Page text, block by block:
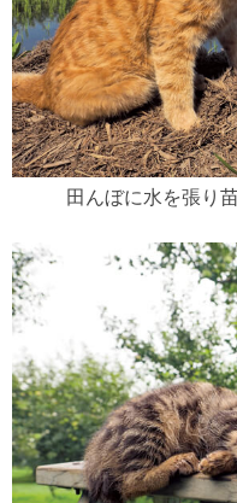
田んぼに水を張り